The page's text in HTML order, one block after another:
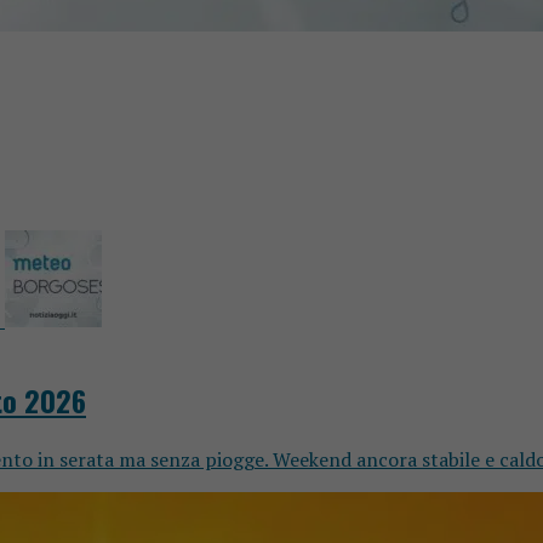
2026
in serata ma senza piogge. Weekend ancora stabile e